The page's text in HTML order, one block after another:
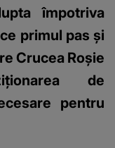
împotriva
primul pas și
Crucea Roșie
de
pentru